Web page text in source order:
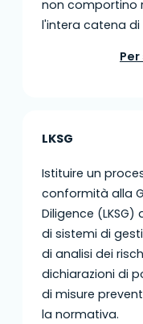
non comportino
l'intera catena
LKSG
Istituire un
conformità alla
Diligence
di sistemi di
di analisi dei
dichiarazioni di
di misure
la normativa.